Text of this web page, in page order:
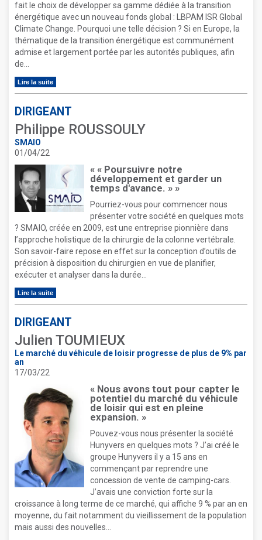
fait le choix de développer sa gamme dédiée à la transition
énergétique avec un nouveau fonds global : LBPAM ISR Global
Climate Change. Pourquoi une telle décision ? Si en Europe, la
thématique de la transition énergétique est communément
admise et largement portée par les autorités publiques, afin
de...
Lire la suite
DIRIGEANT
Philippe ROUSSOULY
SMAIO
01/04/22
« « Poursuivre notre
développement et garder un
temps d'avance. » »
Pourriez-vous pour commencer nous
présenter votre société en quelques mots
? SMAIO, créée en 2009, est une entreprise pionnière dans
l’approche holistique de la chirurgie de la colonne vertébrale.
Son savoir-faire repose en effet sur la conception d’outils de
précision à disposition du chirurgien en vue de planifier,
exécuter et analyser dans la durée...
Lire la suite
DIRIGEANT
Julien TOUMIEUX
Le marché du véhicule de loisir progresse de plus de 9% par
an
17/03/22
« Nous avons tout pour capter le
potentiel du marché du véhicule
de loisir qui est en pleine
expansion. »
Pouvez-vous nous présenter la société
Hunyvers en quelques mots ? J’ai créé le
groupe Hunyvers il y a 15 ans en
commençant par reprendre une
concession de vente de camping-cars.
J’avais une conviction forte sur la
croissance à long terme de ce marché, qui affiche 9 % par an en
moyenne, du fait notamment du vieillissement de la population
mais aussi des nouvelles...